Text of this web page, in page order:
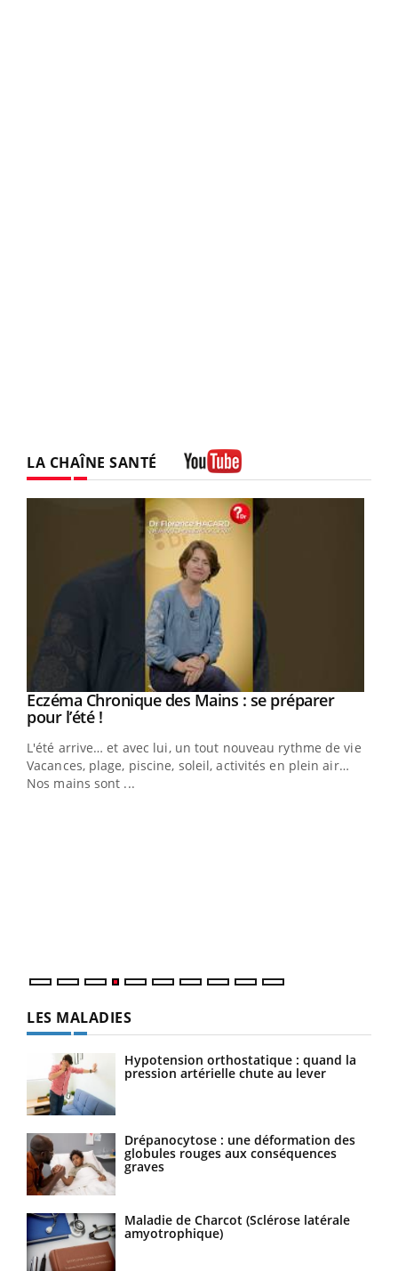
LA CHAÎNE SANTÉ
Youtube
Eczéma Chronique des Mains : se préparer
pour l’été !Youtube
L'été arrive… et avec lui, un tout nouveau rythme de vie !
Vacances, plage, piscine, soleil, activités en plein air…
Nos mains sont ...
LES MALADIES
Hypotension orthostatique : quand la
pression artérielle chute au lever
Drépanocytose : une déformation des
globules rouges aux conséquences
graves
Maladie de Charcot (Sclérose latérale
amyotrophique)